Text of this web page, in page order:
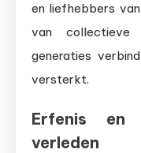
en liefhebbers
van collectieve
generaties
versterkt.
Erfenis en
verleden